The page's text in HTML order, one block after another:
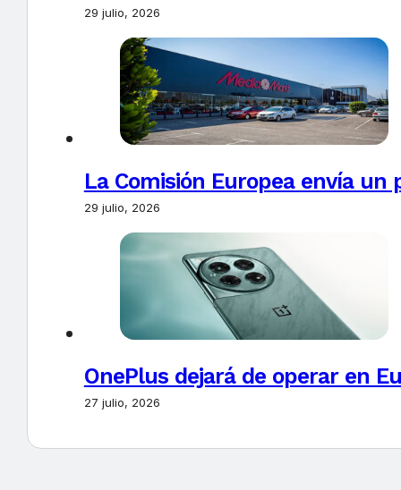
29 julio, 2026
La Comisión Europea envía un
29 julio, 2026
OnePlus dejará de operar en
27 julio, 2026